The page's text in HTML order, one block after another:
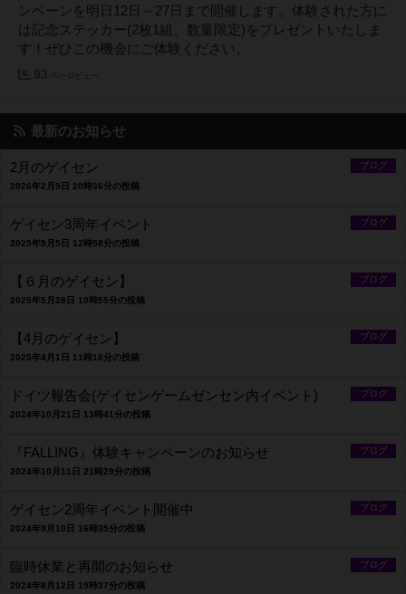
ンペーンを明日12日～27日まで開催します。体験された方に
は記念ステッカー(2枚1組、数量限定)をプレゼントいたしま
す！ぜひこの機会にご体験ください。
最新のお知らせ
ブログ
2月のゲイセン
2026年2月9日 20時36分の投稿
ブログ
ゲイセン3周年イベント
2025年9月5日 12時58分の投稿
ブログ
【６月のゲイセン】
2025年5月28日 19時55分の投稿
ブログ
【4月のゲイセン】
2025年4月1日 11時18分の投稿
ブログ
ドイツ報告会(ゲイセンゲームゼンセン内イベント)
2024年10月21日 13時41分の投稿
ブログ
『FALLING』体験キャンペーンのお知らせ
2024年10月11日 21時29分の投稿
ブログ
ゲイセン2周年イベント開催中
2024年9月10日 16時35分の投稿
ブログ
臨時休業と再開のお知らせ
2024年8月12日 19時37分の投稿